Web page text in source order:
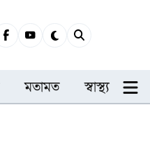
মতামত স্বাস্থ্য